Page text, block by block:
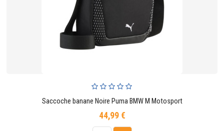
Saccoche banane Noire Puma BMW M Motosport
44,99 €Prix